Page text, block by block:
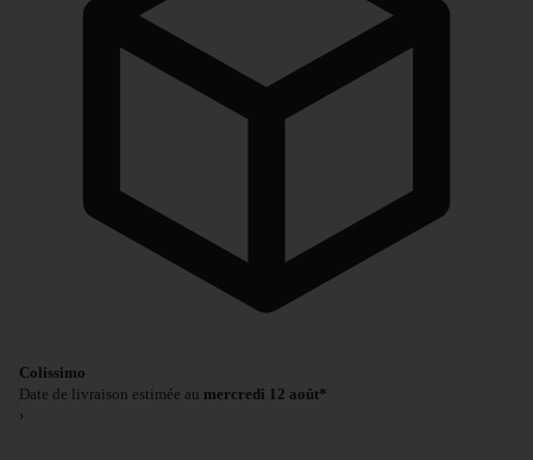
Colissimo
Date de livraison estimée au mercredi 12 août*
›